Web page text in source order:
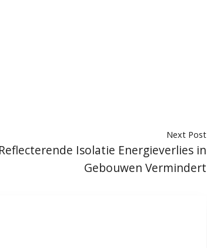
Next Post
Isolatie Energieverlies in
Gebouwen Vermindert